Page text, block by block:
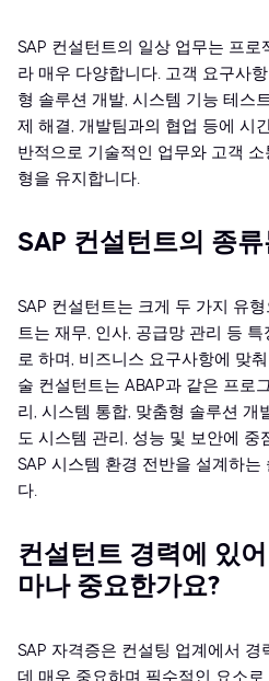
SAP 컨설턴트의 일상 업무는 프
라 매우 다양합니다. 고객 요구사
형 솔루션 개발, 시스템 기능 테스
제 해결, 개발팀과의 협업 등에 시
반적으로 기술적인 업무와 고객
형을 유지합니다.
SAP 컨설턴트의 종
SAP 컨설턴트는 크게 두 가지 유
트는 재무, 인사, 공급망 관리 등
로 하며, 비즈니스 요구사항에 맞
술 컨설턴트는 ABAP과 같은 프로
리, 시스템 통합, 맞춤형 솔루션 개
도 시스템 관리, 성능 및 보안에
SAP 시스템 환경 전반을 설계하
다.
컨설턴트 경력에 있
마나 중요한가요?
SAP 자격증은 컨설팅 업계에서
데 매우 중요하며 필수적인 요소